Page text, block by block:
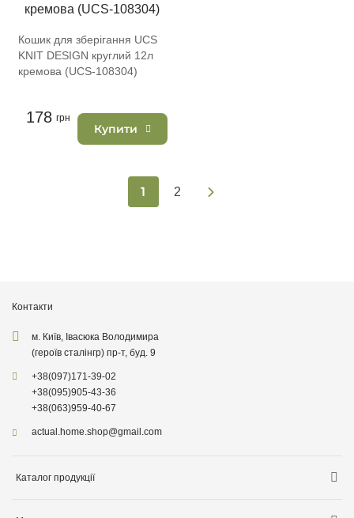
Кошик для зберігання UCS
KNIT DESIGN круглий 12л
кремова (UCS-108304)
178 грн
Купити
1 2
Контакти
м. Київ, Івасюка Володимира
(героїв сталінгр) пр-т, буд. 9
+38(097)171-39-02
+38(095)905-43-36
+38(063)959-40-67
actual.home.shop@gmail.com
Каталог продукції